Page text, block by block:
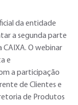
da entidade
a segunda parte
CAIXA. O webinar
e
a participação
de Clientes e
de Produtos